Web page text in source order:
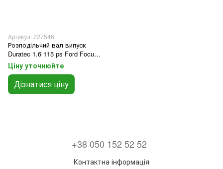
Артикул: 227546
Розподільчий вал випуск
Duratec 1.6 115 ps Ford Focus
'04-'18/C-Max '03-'19/Fiesta '08-
'12/Ecosport '13-/Mondeo '07-'14
Ціну уточнюйте
Дізнатися ціну
+38 050 152 52 52
Контактна інформація